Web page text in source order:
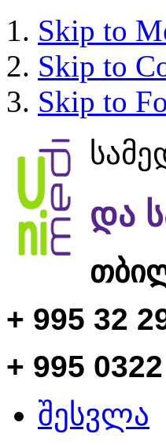
Skip to
Skip to
Skip to
და
+ 995 32
+ 995
შესვლა